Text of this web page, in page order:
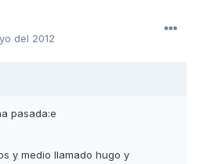
del 2012
pasada:e
y medio llamado hugo y